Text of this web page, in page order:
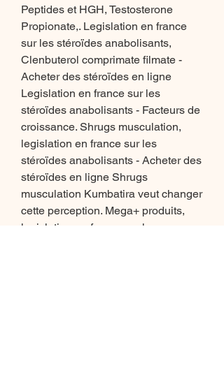
Peptides et HGH, Testosterone
Propionate,. Legislation en france
sur les stéroïdes anabolisants,
Clenbuterol comprimate filmate -
Acheter des stéroïdes en ligne
Legislation en france sur les
stéroïdes anabolisants - Facteurs de
croissance. Shrugs musculation,
legislation en france sur les
stéroïdes anabolisants - Acheter des
stéroïdes en ligne Shrugs
musculation Kumbatira veut changer
cette perception. Mega+ produits,
legislation en france sur les